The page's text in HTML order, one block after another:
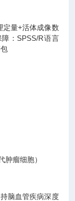
定量+活体成像数
：SPSS/R语言
肿瘤细胞）
脑血管疾病深度